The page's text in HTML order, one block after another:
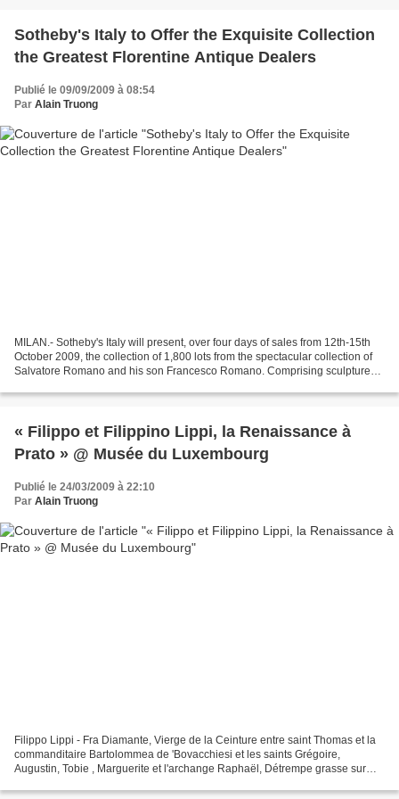
Sotheby's Italy to Offer the Exquisite Collection
the Greatest Florentine Antique Dealers
Publié le 09/09/2009 à 08:54
Par Alain Truong
MILAN.- Sotheby's Italy will present, over four days of sales from 12th-15th
October 2009, the collection of 1,800 lots from the spectacular collection of
Salvatore Romano and his son Francesco Romano. Comprising sculptures
« Filippo et Filippino Lippi, la Renaissance à
Prato » @ Musée du Luxembourg
Publié le 24/03/2009 à 22:10
Par Alain Truong
Filippo Lippi - Fra Diamante, Vierge de la Ceinture entre saint Thomas et la
commanditaire Bartolommea de 'Bovacchiesi et les saints Grégoire,
Augustin, Tobie , Marguerite et l'archange Raphaël, Détrempe grasse sur